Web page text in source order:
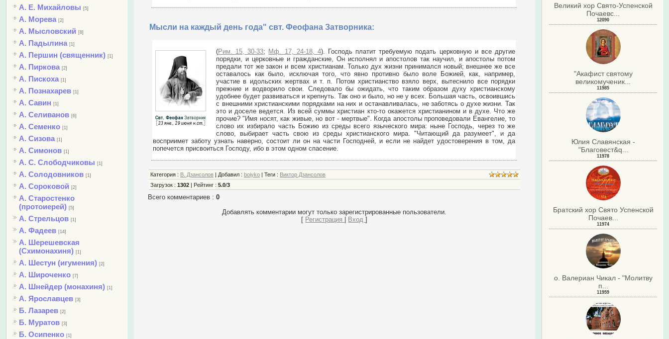
А. Е. Михайловы [5]
А. Морева [2]
А. Мысловский [8]
А. Падылина [1]
А. Першин (священник) [1]
А. Пиркова [2]
А. Пискоха [1]
А. Познахарев [1]
А. Савин [1]
А. Селиванов [6]
А. Семенко [1]
А. Сизова [1]
А. Симонов [1]
А. С. Слободчиковы [1]
А. Солодовников [1]
А. Сороковой [2]
А. Старостенко
(протоиерей) [5]
А. Стрельцов [1]
А. Фадеев [14]
А. Шерешевская
(Схимонахиня) [1]
А. Шестун (игумения) [2]
А. Широченко [7]
А. Шнейдер (монахиня) [1]
А. Ярославцев [3]
Б. Лазарев [2]
Б. Муратов [3]
Б. Осипенко [1]
Великий хор Свято-Успенской
Почаевс...
12090
"Акафист святому
великомученик...
11985
Юлия Славянская -
"Благовест&q...
11978
Братский хор Свято Успенской
Почаев...
11974
о. Валериан Чикал - "Молитву
п...
11959
Мысли на каждый день года" свт. Феофана Затворника:
(Рим. 15, 30-33; Мф. 17, 24-18, 4). Господь платит требуемую подать церковную и все другие
порядки, и церковные и гражданские, Он исполнял и апостолов так научил, и апостолы потом
предали тот же закон и всем христианам. Только дух жизни принимался новый; внешнее же все
оставалось как было, исключая того, что явно противно было воле Божией, как, например,
участие в идольских жертвах и т. п. Потом христианство взяло верх, вытеснило все порядки
прежние и водворило свои. Следовало бы ожидать, что таким образом духу христианскому
удобнее будет развиваться и крепнуть. Так оно и было, но не у всех. Большая часть, освоившись
с внешними христианскими порядками на них и останавливалась, не заботясь о духе жизни. Так
это и доселе ведется. Из всей суммы христиан кто-то окажется христианином и в духе. Что же
прочие? "Имя носят, как живые, но вот - мертвые". Когда апостолы проповедовали Евангелие, то
слово их избирало часть Божию из среды всего языческого мира: ныне Господь, через то же
слово, выбирает часть свою из среды христианского мира. "Читающий да разумеет", и да
восприимет заботу узнать наверно, состоит ли он на части Господней, и если не найдет удостоверения в том, да
попечется присвоиться Господу, ибо в этом одном спасение.
Категория : В. Дзансолов| Добавил : boiyko| Теги : Виктор Дзансолов
Загрузок : 1302| Рейтинг : 5.0/3
Всего комментариев : 0
Добавлять комментарии могут только зарегистрированные пользователи.
[ Регистрация Вход]